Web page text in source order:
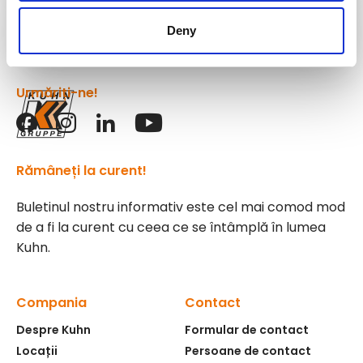
Deny
Rămâneți la curent!
Buletinul nostru informativ este cel mai comod mod
de a fi la curent cu ceea ce se întâmplă în lumea
Kuhn.
Compania
Despre Kuhn
Locații
Contact
Formular de contact
Persoane de contact
Urmăriți-ne!